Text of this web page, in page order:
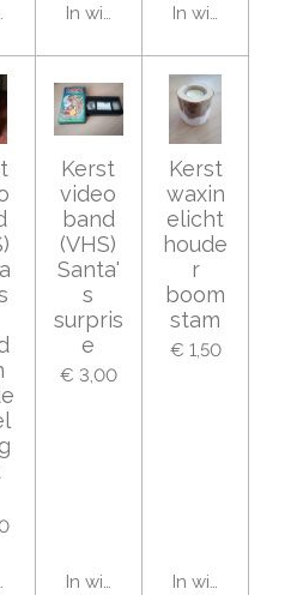
In winkelwagen
In
Kerst
video
band
(VHS)
Santa'
s
surpris
e
€ 3,00
In winkelwagen
Kerst
waxin
elicht
houde
r
boom
stam
€ 1,50
In